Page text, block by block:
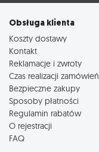
Obsługa klienta
Koszty dostawy
Kontakt
Reklamacje i zwroty
Czas realizacji zamówień
Bezpieczne zakupy
Sposoby płatności
Regulamin rabatów
O rejestracji
FAQ